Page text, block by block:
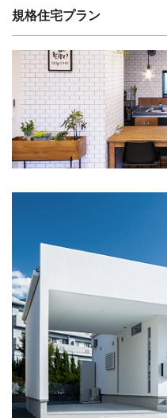
会社案内
craft LINE公式アカウント
プライバシーポリシー
お知らせ
スタッフブログ
規格住宅プラン